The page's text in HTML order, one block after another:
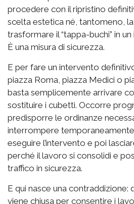
procedere con il ripristino
scelta estetica né, tantomeno,
trasformare il “tappa-buchi” in
È una misura di sicurezza.
E per fare un intervento
piazza Roma, piazza Medici o
basta semplicemente arrivare
sostituire i cubetti. Occorre
predisporre le ordinanze
interrompere
eseguire l’intervento e poi
perché il lavoro si consolidi e
traffico in sicurezza.
E qui nasce una contraddizione:
viene chiusa per consentire i